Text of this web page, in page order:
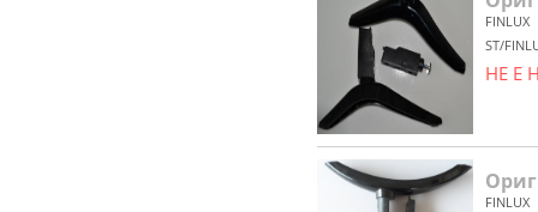
FINLUX
ST/
НЕ Е
FINLUX